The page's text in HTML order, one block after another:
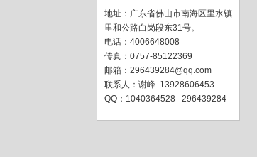
地址：广东省佛山市南海区里水镇
里和公路白岗段东31号。
电话： 4006648008
传真：0757-85122369
邮箱：296439284@qq.com
联系人：谢峰 13928606453
QQ：1040364528 296439284